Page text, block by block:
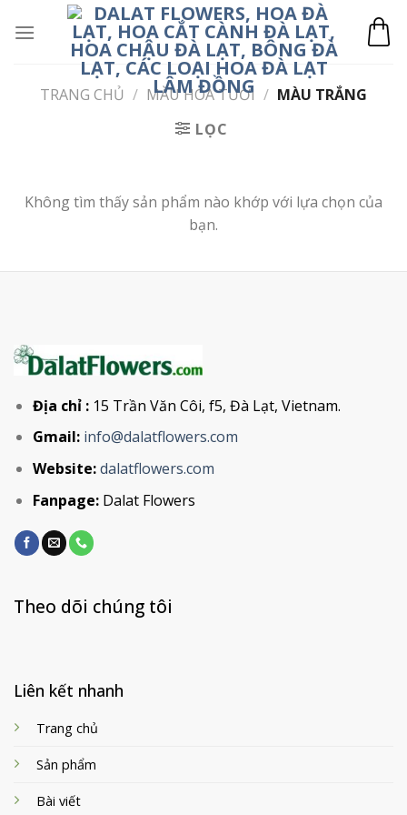
TRANG CHỦ / MÀU HOA TƯƠI / MÀU TRẮNG
LỌC
Không tìm thấy sản phẩm nào khớp với lựa chọn của
bạn.
Địa chỉ :15 Trần Văn Côi, f5, Đà Lạt, Vietnam.
Gmail: info@dalatflowers.com
Website:dalatflowers.com
Fanpage: Dalat Flowers
Liên kết nhanh
Trang chủ
Sản phẩm
Bài viết
Theo dõi chúng tôi